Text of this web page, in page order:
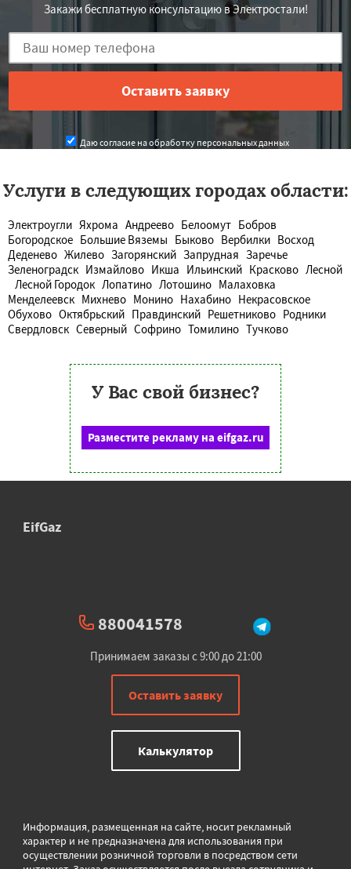
Закажи бесплатную консультацию в Электростали!
Даю согласие на обработку персональных данных
Услуги в следующих городах области:
Электроугли Яхрома Андреево Белоомут Бобров
Богородское Большие Вяземы Быково Вербилки Восход
Деденево Жилево Загорянский Запрудная Заречье
Зеленоградск Измайлово Икша Ильинский Красково Лесной
Лесной Городок Лопатино Лотошино Малаховка
Менделеевск Михнево Монино Нахабино Некрасовское
Обухово Октябрьский Правдинский Решетниково Родники
Свердловск Северный Софрино Томилино Тучково
У Вас свой бизнес?
Разместите рекламу на eifgaz.ru
EifGaz
880041578
Принимаем заказы с 9:00 до 21:00
Оставить заявку
Калькулятор
Информация, размещенная на сайте, носит рекламный
характер и не предназначена для использования при
осуществлении розничной торговли в посредством сети